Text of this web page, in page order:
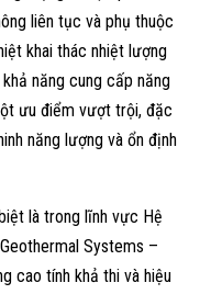
liên tục và phụ thuộc
khai thác nhiệt lượng
năng cung cấp năng
ưu điểm vượt trội, đặc
năng lượng và ổn định
là trong lĩnh vực Hệ
Systems –
cao tính khả thi và hiệu